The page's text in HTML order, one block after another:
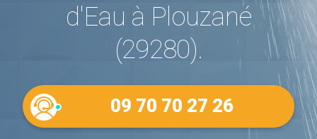
d'Eau à Plouzané
(29280).
09 70 70 27 26